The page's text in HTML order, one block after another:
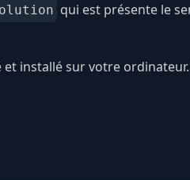
qui est présente le
installé sur votre